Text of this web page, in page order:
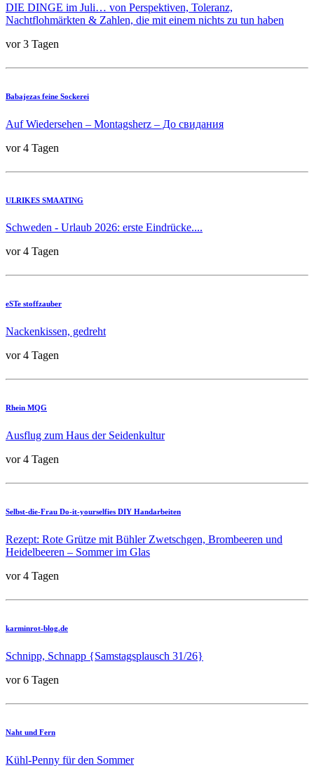
DIE DINGE im Juli… von Perspektiven, Toleranz,
Nachtflohmärkten & Zahlen, die mit einem nichts zu tun haben
vor 3 Tagen
Babajezas feine Sockerei
Auf Wiedersehen – Montagsherz – До свидания
vor 4 Tagen
ULRIKES SMAATING
Schweden - Urlaub 2026: erste Eindrücke....
vor 4 Tagen
eSTe stoffzauber
Nackenkissen, gedreht
vor 4 Tagen
Rhein MQG
Ausflug zum Haus der Seidenkultur
vor 4 Tagen
Selbst-die-Frau Do-it-yourselfies DIY Handarbeiten
Rezept: Rote Grütze mit Bühler Zwetschgen, Brombeeren und
Heidelbeeren – Sommer im Glas
vor 4 Tagen
karminrot-blog.de
Schnipp, Schnapp {Samstagsplausch 31/26}
vor 6 Tagen
Naht und Fern
Kühl-Penny für den Sommer